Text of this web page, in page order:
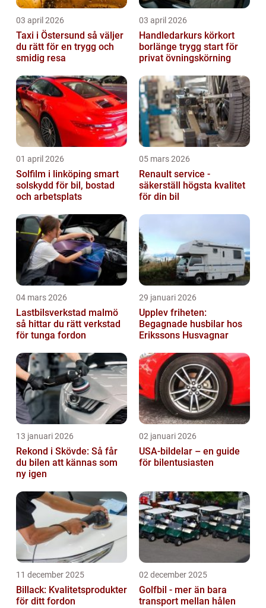
03 april 2026
Taxi i Östersund så väljer
du rätt för en trygg och
smidig resa
03 april 2026
Handledarkurs körkort
borlänge trygg start för
privat övningskörning
01 april 2026
Solfilm i linköping smart
solskydd för bil, bostad
och arbetsplats
05 mars 2026
Renault service -
säkerställ högsta kvalitet
för din bil
04 mars 2026
Lastbilsverkstad malmö
så hittar du rätt verkstad
för tunga fordon
29 januari 2026
Upplev friheten:
Begagnade husbilar hos
Erikssons Husvagnar
13 januari 2026
Rekond i Skövde: Så får
du bilen att kännas som
ny igen
02 januari 2026
USA-bildelar – en guide
för bilentusiasten
11 december 2025
Billack: Kvalitetsprodukter
för ditt fordon
02 december 2025
Golfbil - mer än bara
transport mellan hålen